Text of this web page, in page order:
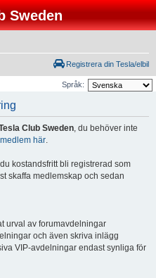
Sweden
Registrera din Tesla/elbil
Språk:
Club Sweden, du behöver inte
här.
kostandsfritt bli registrerad som
skaffa medlemskap och sedan
urval av forumavdelningar
och även skriva inlägg
VIP-avdelningar endast synliga för